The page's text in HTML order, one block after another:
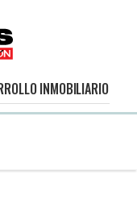
INMOBILIARIO